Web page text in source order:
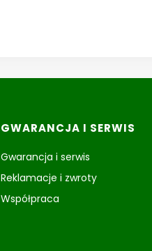
GWARANCJA I SERWIS
Gwarancja i serwis
Reklamacje i zwroty
Współpraca